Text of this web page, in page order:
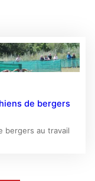
de bergers
bergers au travail